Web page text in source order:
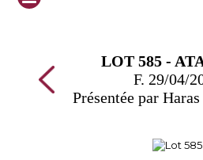
LOT 585 -
F. 29/04/
Présentée par